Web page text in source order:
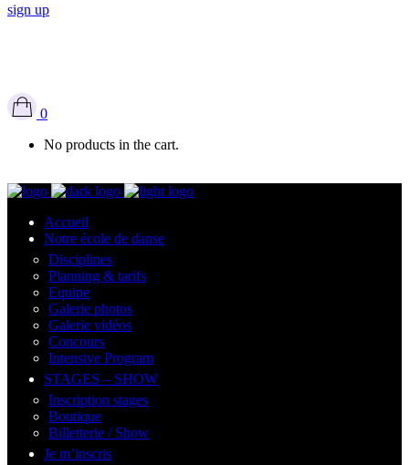
sign up
0
No products in the cart.
Accueil
Notre école de danse
Disciplines
Planning & tarifs
Equipe
Galerie photos
Galerie vidéos
Concours
Intensive Program
STAGES – SHOW
Inscription stages
Boutique
Billetterie / Show
Je m’inscris